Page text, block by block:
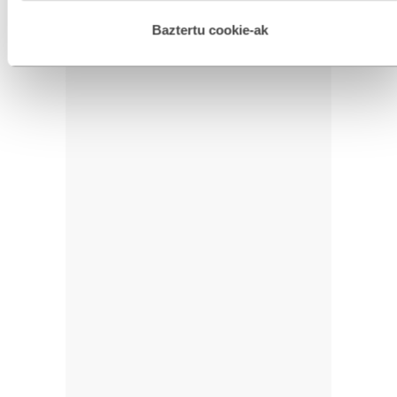
esplizitua ematen diguzu.Gehiago irakurri
Baztertu cookie-ak